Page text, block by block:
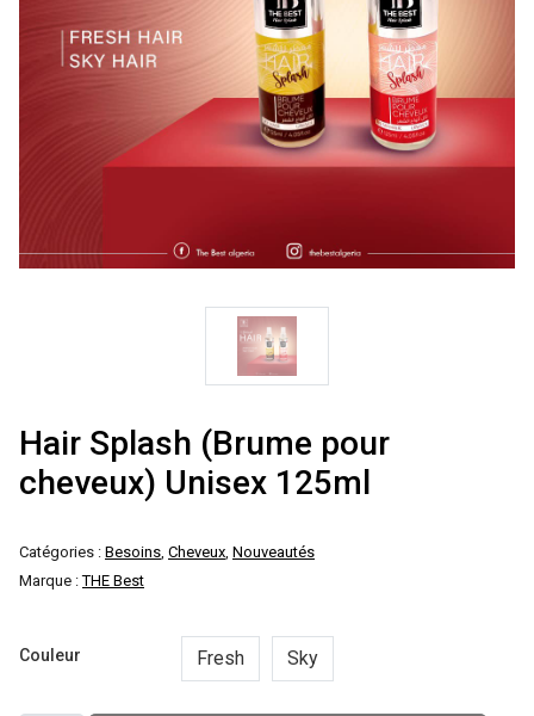
Hair Splash (Brume pour
cheveux) Unisex 125ml
Catégories : Besoins, Cheveux, Nouveautés
Marque :THE Best
Couleur Fresh Sky